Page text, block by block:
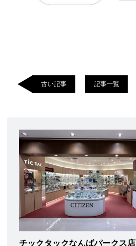
古い記事 記事一覧
チックタックなんばパークス店